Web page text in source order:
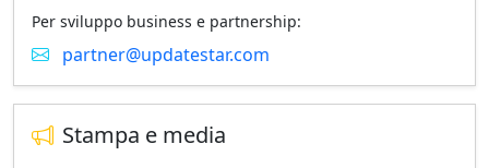
Per sviluppo business e partnership:
partner@updatestar.com
Stampa e media